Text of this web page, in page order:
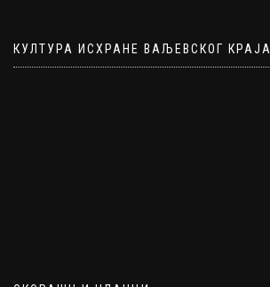
КУЛТУРА ИСХРАНЕ ВАЉЕВСКОГ КРАЈА